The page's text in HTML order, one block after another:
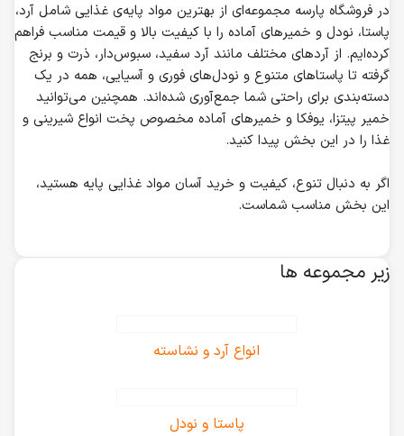
در فروشگاه پارسه مجموعه‌ای از بهترین مواد پایه‌ی غذایی شامل آرد،
پاستا، نودل و خمیرهای آماده را با کیفیت بالا و قیمت مناسب فراهم
کرده‌ایم. از آردهای مختلف مانند آرد سفید، سبوس‌دار، ذرت و برنج
گرفته تا پاستاهای متنوع و نودل‌های فوری و آسیایی، همه در یک
دسته‌بندی برای راحتی شما جمع‌آوری شده‌اند. همچنین می‌توانید
خمیر پیتزا، یوفکا و خمیرهای آماده مخصوص پخت انواع شیرینی و
غذا را در این بخش پیدا کنید.
اگر به دنبال تنوع، کیفیت و خرید آسان مواد غذایی پایه هستید،
این بخش مناسب شماست.
زیر مجموعه ها
انواع آرد و نشاسته
پاستا و نودل